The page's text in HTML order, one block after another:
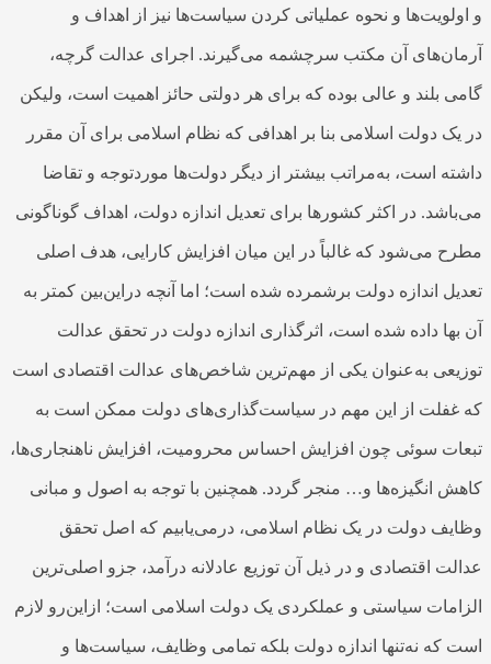
اولویت‌ها و نحوه عملیاتی کردن سیاست‌ها نیز از اهداف و
آن مکتب سرچشمه می‌گیرند. اجرای عدالت گرچه،
بلند و عالی بوده که برای هر دولتی حائز اهمیت است، ولیکن
یک دولت اسلامی بنا بر اهدافی که نظام اسلامی برای آن مقرر
است، به‌مراتب بیشتر از دیگر دولت‌ها موردتوجه و تقاضا
در اکثر کشورها برای تعدیل اندازه دولت، اهداف گوناگونی
می‌شود که غالباً در این میان افزایش کارایی، هدف اصلی
اندازه دولت برشمرده شده است؛ اما آنچه دراین‌بین کمتر به
بها داده شده است، اثرگذاری اندازه دولت در تحقق عدالت
به‌عنوان یکی از مهم‌ترین شاخص‌های عدالت اقتصادی است
غفلت از این مهم در سیاست‌گذاری‌های دولت ممکن است به
سوئی چون افزایش احساس محرومیت، افزایش ناهنجاری‌ها،
انگیزه‌ها و… منجر گردد. همچنین با توجه به اصول و مبانی
دولت در یک نظام اسلامی، درمی‌یابیم که اصل تحقق
اقتصادی و در ذیل آن توزیع عادلانه درآمد، جزو اصلی‌ترین
سیاستی و عملکردی یک دولت اسلامی است؛ ازاین‌رو لازم
که نه‌تنها اندازه دولت بلکه تمامی وظایف، سیاست‌ها و